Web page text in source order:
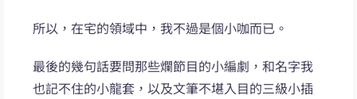
所以，在宅的領域中，我不過是個小咖而已。
最後的幾句話要問那些爛節目的小編劇，和名字我
也記不住的小龍套，以及文筆不堪入目的三級小插